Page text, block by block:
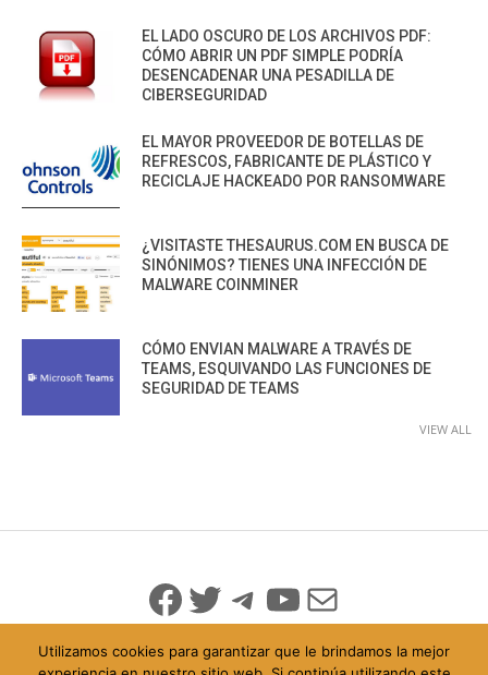
EL LADO OSCURO DE LOS ARCHIVOS PDF:
CÓMO ABRIR UN PDF SIMPLE PODRÍA
DESENCADENAR UNA PESADILLA DE
CIBERSEGURIDAD
EL MAYOR PROVEEDOR DE BOTELLAS DE
REFRESCOS, FABRICANTE DE PLÁSTICO Y
RECICLAJE HACKEADO POR RANSOMWARE
¿VISITASTE THESAURUS.COM EN BUSCA DE
SINÓNIMOS? TIENES UNA INFECCIÓN DE
MALWARE COINMINER
CÓMO ENVIAN MALWARE A TRAVÉS DE
TEAMS, ESQUIVANDO LAS FUNCIONES DE
SEGURIDAD DE TEAMS
VIEW ALL
Facebook
Twitter
Telegram
YouTube
Mail
Utilizamos cookies para garantizar que le brindamos la mejor